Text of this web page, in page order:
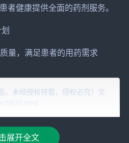
者健康提供全面的药剂服务。
量，满足患者的用药需求
确保药品来源合法、质量可靠。
度，合理安排药品库存，确保临
对入库药品进行逐批抽检，确保
，未经授权转载，侵权必究！文
5830.html
展开全文